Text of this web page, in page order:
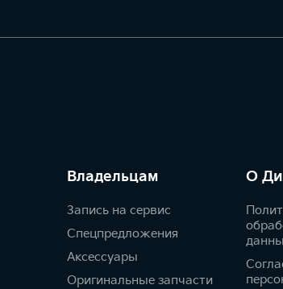
Владельцам
Запись на сервис
Спецпредложения
Аксессуары
Оригинальные запчасти
О